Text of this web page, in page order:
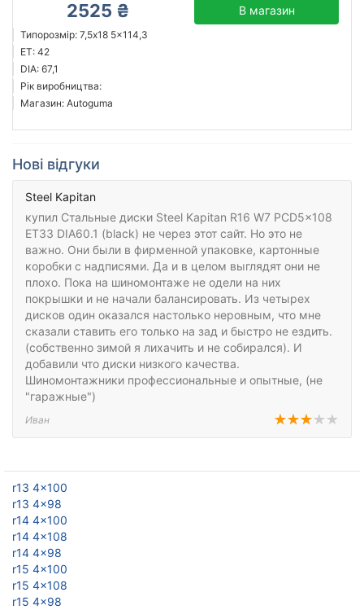
2525 ₴ В магазин
Типорозмір: 7,5x18 5x114,3
ET: 42
DIA: 67,1
Рік виробництва:
Магазин: Autoguma
Нові відгуки
Steel Kapitan
купил Стальные диски Steel Kapitan R16 W7 PCD5x108
ET33 DIA60.1 (black) не через этот сайт. Но это не
важно. Они были в фирменной упаковке, картонные
коробки с надписями. Да и в целом выглядят они не
плохо. Пока на шиномонтаже не одели на них
покрышки и не начали балансировать. Из четырех
дисков один оказался настолько неровным, что мне
сказали ставить его только на зад и быстро не ездить.
(собственно зимой я лихачить и не собирался). И
добавили что диски низкого качества.
Шиномонтажники профессиональные и опытные, (не
"гаражные")
Иван
r13 4x100
r13 4x98
r14 4x100
r14 4x108
r14 4x98
r15 4x100
r15 4x108
r15 4x98